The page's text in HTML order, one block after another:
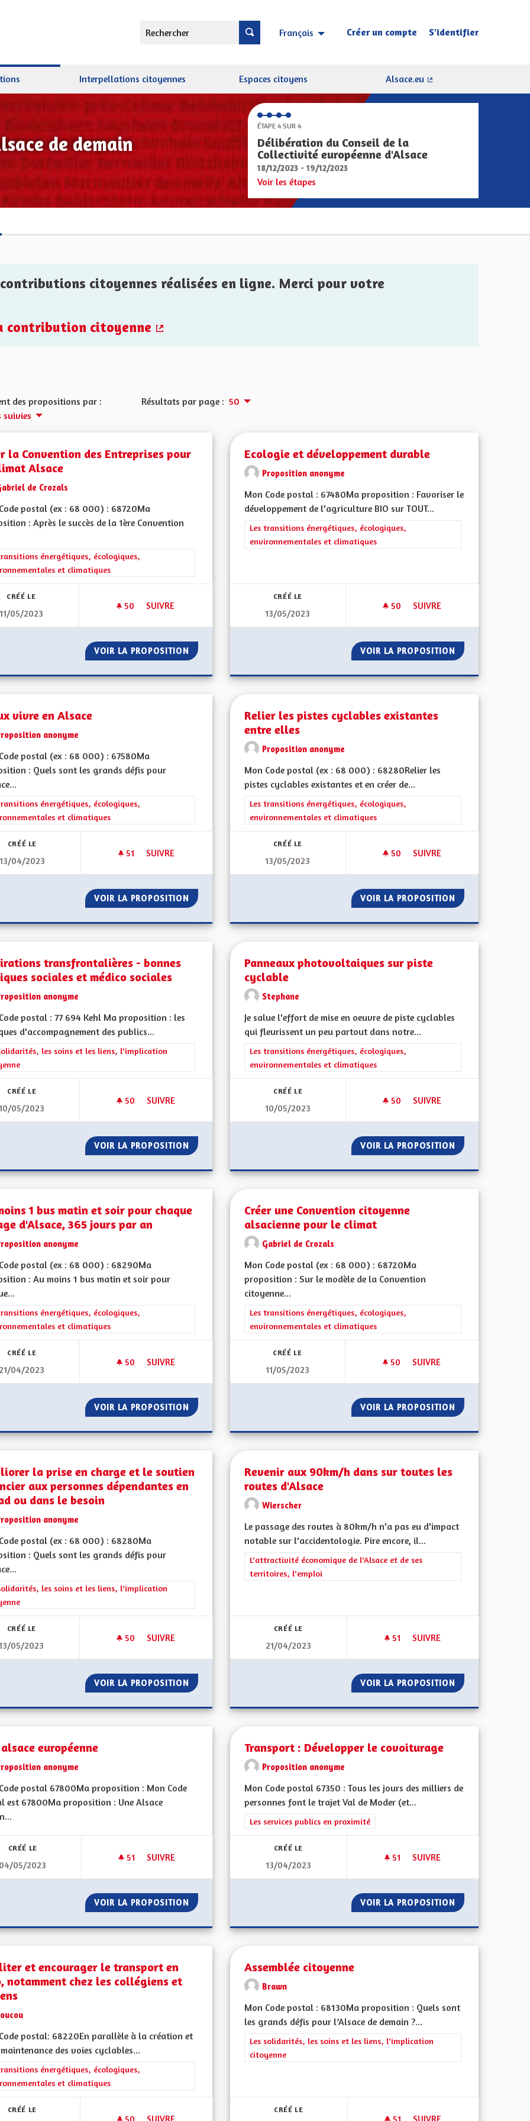
Rechercher Français Choisir la langue Sprache wählen
Créer un compte S'identifier
Interpellations citoyennes Espaces citoyens
Alsace.eu
de demain
ÉTAPE 4 SUR 4
Délibération du Conseil de la
Collectivité européenne d'Alsace
18/12/2023 - 19/12/2023
Voir les étapes
citoyennes réalisées en ligne. Merci pour votre
contribution citoyenne
des propositions par :
suivies
Résultats par page : 50
la Convention des Entreprises pour
Alsace
de Crozals
postal (ex : 68 000) : 68720Ma
: Après le succès de la 1ère Convention
les résultats de la catégorie : Les transitions énergétiques, écologiques, environnementales et climatiques
énergétiques, écologiques,
et climatiques
CRÉÉ LE
11/05/2023
50 50 ABONNÉS
SUIVRE
CRÉER LA CONVENTION DES ENTREPRISES POUR LE CLIMAT ALSACE
VOIR LA PROPOSITION CRÉER LA CONVENTION DES ENTREPRISES POUR LE CLIMAT ALSACE
Ecologie et développement durable
Proposition anonyme
Mon Code postal : 67480Ma proposition : Favoriser le
développement de l'agriculture BIO sur TOUT...
Filtrer les résultats de la catégorie : Les transitions énergétiques,
Les transitions énergétiques, écologiques,
environnementales et climatiques
CRÉÉ LE
13/05/2023
50 50 ABONNÉS
SUIVRE
VOIR LA PROPOSITION ECOLOGIE ET
vivre en Alsace
anonyme
postal (ex : 68 000) : 67580Ma
: Quels sont les grands défis pour
les résultats de la catégorie : Les transitions énergétiques, écologiques, environnementales et climatiques
énergétiques, écologiques,
et climatiques
CRÉÉ LE
13/04/2023
51 51 ABONNÉS
SUIVRE
VOIR LA PROPOSITION MIEUX VIVRE EN ALSACE
Relier les pistes cyclables existantes
entre elles
Proposition anonyme
Mon Code postal (ex : 68 000) : 68280Relier les
pistes cyclables existantes et en créer de...
Filtrer les résultats de la catégorie : Les transitions énergétiques,
Les transitions énergétiques, écologiques,
environnementales et climatiques
CRÉÉ LE
13/05/2023
50 50 ABONNÉS
SUIVRE
VOIR LA PROPOSITION RELIER LES
transfrontalières - bonnes
sociales et médico sociales
anonyme
postal : 77 694 Kehl Ma proposition : les
d'accompagnement des publics...
les résultats de la catégorie : Les solidarités, les soins et les liens, l'implication citoyenne
les soins et les liens, l'implication
CRÉÉ LE
05/2023
50 50 ABONNÉS
SUIVRE
INSPIRATIONS TRANSFRONTALIÈRES - BONNES PRATIQUES SOCIALES ET MÉDICO SOCIALES
VOIR LA PROPOSITION INSPIRATIONS TRANSFRONTALIÈRES - BONNES PRATIQUES SOCIALES ET
Panneaux photovoltaiques sur piste
cyclable
Stephane
Je salue l'effort de mise en oeuvre de piste cyclables
qui fleurissent un peu partout dans notre...
Filtrer les résultats de la catégorie : Les transitions énergétiques,
Les transitions énergétiques, écologiques,
environnementales et climatiques
CRÉÉ LE
10/05/2023
50 50 ABONNÉS
SUIVRE
VOIR LA PROPOSITION PANNEAUX
1 bus matin et soir pour chaque
d'Alsace, 365 jours par an
anonyme
postal (ex : 68 000) : 68290Ma
: Au moins 1 bus matin et soir pour
les résultats de la catégorie : Les transitions énergétiques, écologiques, environnementales et climatiques
énergétiques, écologiques,
et climatiques
CRÉÉ LE
21/04/2023
50 50 ABONNÉS
SUIVRE
AU MOINS 1 BUS MATIN ET SOIR POUR CHAQUE VILLAGE D'ALSACE, 365 JOURS PAR AN
VOIR LA PROPOSITION AU MOINS 1 BUS MATIN ET SOIR POUR CHAQUE VILLAGE D'ALSACE, 365 JOURS
Créer une Convention citoyenne
alsacienne pour le climat
Gabriel de Crozals
Mon Code postal (ex : 68 000) : 68720Ma
proposition : Sur le modèle de la Convention
citoyenne...
Filtrer les résultats de la catégorie : Les transitions énergétiques,
Les transitions énergétiques, écologiques,
environnementales et climatiques
CRÉÉ LE
11/05/2023
50 50 ABONNÉS
SUIVRE
VOIR LA PROPOSITION CRÉER UNE
la prise en charge et le soutien
aux personnes dépendantes en
ou dans le besoin
anonyme
postal (ex : 68 000) : 68280Ma
: Quels sont les grands défis pour
les résultats de la catégorie : Les solidarités, les soins et les liens, l'implication citoyenne
les soins et les liens, l'implication
CRÉÉ LE
05/2023
50 50 ABONNÉS
SUIVRE
AMÉLIORER LA PRISE EN CHARGE ET LE SOUTIEN FINANCIER AUX PERSONNES DÉPENDANTES EN
VOIR LA PROPOSITION AMÉLIORER LA PRISE EN CHARGE ET LE SOUTIEN FINANCIER AUX PERSONNES
Revenir aux 90km/h dans sur toutes les
routes d'Alsace
Wierscher
Le passage des routes à 80km/h n'a pas eu d'impact
notable sur l'accidentologie. Pire encore, il...
Filtrer les résultats de la catégorie : L'attractivité économique de l'Alsace
L'attractivité économique de l'Alsace et de ses
territoires, l'emploi
CRÉÉ LE
21/04/2023
51 51 ABONNÉS
SUIVRE
VOIR LA PROPOSITION REVENIR AUX
européenne
anonyme
postal 67800Ma proposition : Mon Code
est 67800Ma proposition : Une Alsace
CRÉÉ LE
04/05/2023
51 51 ABONNÉS
SUIVRE
VOIR LA PROPOSITION UNE ALSACE EUROPÉENNE
Transport : Développer le covoiturage
Proposition anonyme
Mon Code postal 67350 : Tous les jours des milliers de
personnes font le trajet Val de Moder (et...
Filtrer les résultats de la catégorie : Les services publics en proximité
Les services publics en proximité
CRÉÉ LE
13/04/2023
51 51 ABONNÉS
SUIVRE
VOIR LA PROPOSITION TRANSPORT :
et encourager le transport en
notamment chez les collégiens et
postal: 68220En parallèle à la création et
des voies cyclables...
les résultats de la catégorie : Les transitions énergétiques, écologiques, environnementales et climatiques
énergétiques, écologiques,
et climatiques
CRÉÉ LE
50 50 ABONNÉS
SUIVRE
Assemblée citoyenne
Brawn
Mon Code postal : 68130Ma proposition : Quels sont
les grands défis pour l’Alsace de demain ?...
Filtrer les résultats de la catégorie : Les solidarités, les soins et les liens,
Les solidarités, les soins et les liens, l'implication
citoyenne
CRÉÉ LE
51 51 ABONNÉS
SUIVRE